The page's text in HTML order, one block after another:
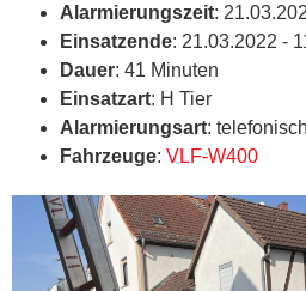
Alarmierungszeit:
Einsatzende: 21.03.2022 -
Dauer: 41 Minuten
Einsatzart: H Tier
Alarmierungsart: telefonisch
Fahrzeuge: VLF-W400